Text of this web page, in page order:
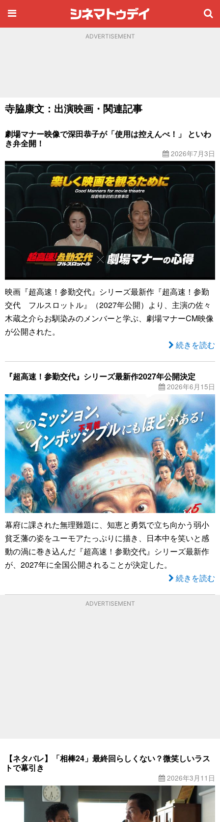
ADVERTISEMENT
寺脇康文：出演映画・関連記事
劇場マナー映像で深田恭子が「使用は控えんべ！」 といわ
き弁全開！
2026年7月3日
映画『超高速！参勤交代』シリーズ最新作『超高速！参勤
交代 フルスロットル』（2027年公開）より、主演の佐々
木蔵之介らお馴染みのメンバーと学ぶ、劇場マナーCM映像
が公開された。
続きを読む
『超高速！参勤交代』シリーズ最新作2027年公開決定
2026年6月15日
幕府に課された無理難題に、知恵と勇気で立ち向かう弱小
貧乏藩の姿をユーモアたっぷりに描き、日本中を笑いと感
動の渦に巻き込んだ『超高速！参勤交代』シリーズ最新作
が、2027年に全国公開されることが決定した。
続きを読む
ADVERTISEMENT
【ネタバレ】「相棒24」最終回らしくない？微笑しいラス
トで幕引き
2026年3月11日